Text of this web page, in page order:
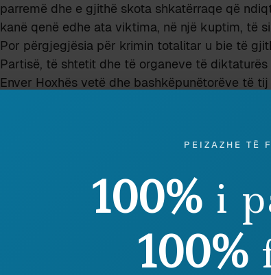
parremë dhe e gjithë skota shkatërraqe që
kanë qenë edhe ata viktima, në një kuptim, të
Por përgjegjësia për krimin totalitar u bie të
Partisë, të shtetit dhe të organeve të
Enver Hoxhës vetë dhe bashkëpunëtorëve të
tillë, që të favorizonte pjesëmarrjen e masave
etike e raportimeve do parë më shumë si një
pasojë e degradimit moral të raportuesve.
Është e vërtetë se shembuj të virtytit gjithnjë
publikë. Ka njerëz që i kanë rezistuar
ketë njerëz që t’u kenë rezistuar presioneve
torturojnë fëmijët, përdhunojnë gratë dhe
PEIZAZHE TË
100% i
100%